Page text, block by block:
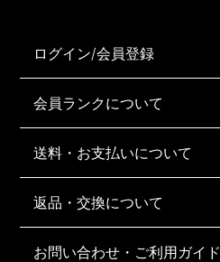
ログイン/会員登録
会員ランクについて
送料・お支払いについて
返品・交換について
お問い合わせ・ご利用ガイド